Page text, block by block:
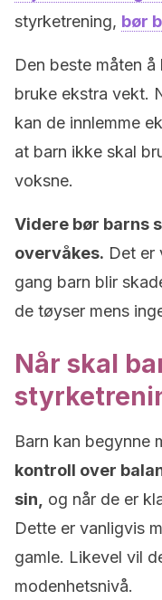
styrketrening, bør
Den beste måten
bruke ekstra vekt.
kan de innlemme
at barn ikke skal
voksne.
Videre bør barns
overvåkes. Det er
gang barn blir
de tøyser mens
Når skal
Barn kan begynne
kontroll over
sin,
og når de er
Dette er vanligvis
gamle. Likevel vil
modenhetsnivå.